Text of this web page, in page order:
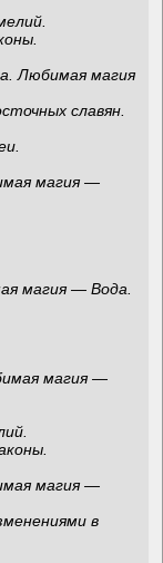
Любимая магия
славян.
магия —
магия — Вода.
магия —
магия —
в